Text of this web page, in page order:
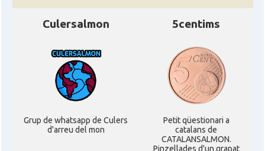
Culersalmon
Grup de whatsapp de Culers
d'arreu del mon
5centims
Petit qüestionari a
catalans de
CATALANSALMON.
Pinzellades d'un grapat